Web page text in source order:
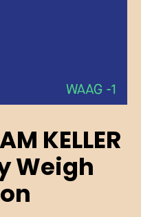
KELLER
Weigh